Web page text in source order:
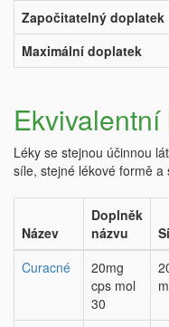
Započitatelný doplatek
Maximální doplatek
Ekvivalentní
Léky se stejnou účinnou
síle, stejné lékové formě a
Název
Doplněk
názvu
Curacné
20mg
cps mol
30